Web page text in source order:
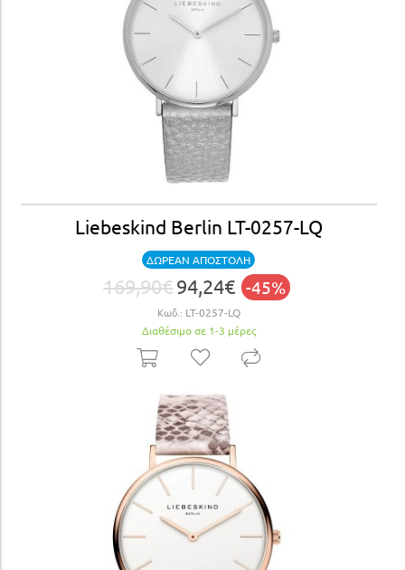
Liebeskind Berlin LT-0257-LQ
ΔΩΡΕΑΝ ΑΠΟΣΤΟΛΗ
169,90€94,24€ -45%
Κωδ.: LT-0257-LQ
Διαθέσιμο σε 1-3 μέρες